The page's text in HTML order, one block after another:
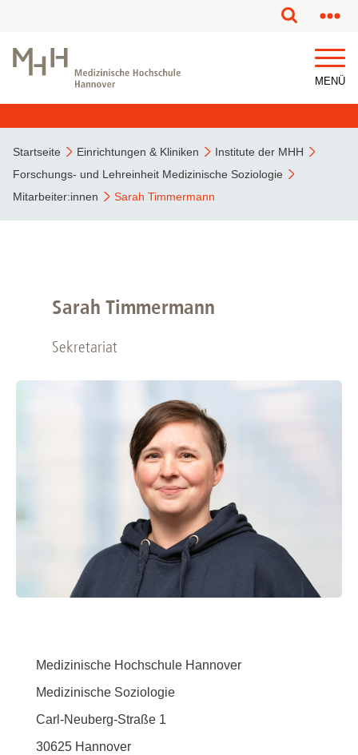
MENÜ
Startseite Einrichtungen & Kliniken
Institute der MHH
Forschungs- und Lehreinheit Medizinische Soziologie
Mitarbeiter:innen
Sarah Timmermann
Sarah Timmermann
Sekretariat
Medizinische Hochschule Hannover
Medizinische Soziologie
Carl-Neuberg-Straße 1
30625 Hannover